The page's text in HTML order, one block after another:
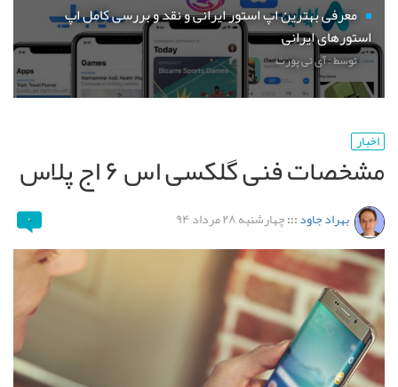
معرفی بهترین اپ استور ایرانی و نقد و بررسی کامل اپ
استورهای ایرانی
توسط : آی تی پورت
اخبار
مشخصات فنی گلکسی اس ۶ اج پلاس
بهراد جاود:::چهارشنبه ۲۸ مرداد ۹۴ ۰